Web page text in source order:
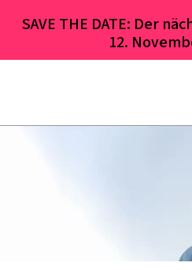
SAVE THE DATE: Der
12.